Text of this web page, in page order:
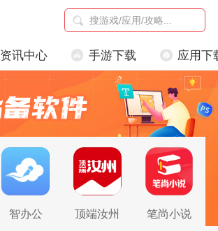
资讯中心 手游下载 应用下
智办公 顶端汝州 笔尚小说